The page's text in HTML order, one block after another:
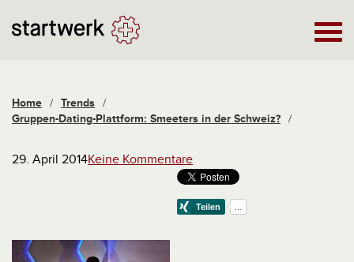
Home / Trends /
Gruppen-Dating-Plattform: Smeeters in der Schweiz? /
29. April 2014Keine Kommentare